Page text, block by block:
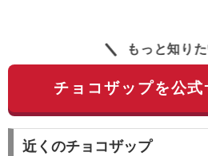
もっと知りた
チョコザップを公
近くのチョコザップ